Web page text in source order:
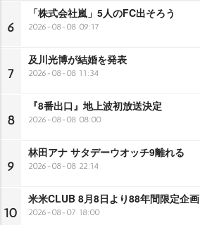
6
「株式会社嵐」5人のFC出そろう
2026-08-08 09:17
7
及川光博が結婚を発表
2026-08-08 11:34
8
『8番出口』地上波初放送決定
2026-08-08 08:00
9
林田アナ サタデーウオッチ9離れる
2026-08-08 22:14
10
米米CLUB 8月8日より88年間限定企画
2026-08-07 18:00